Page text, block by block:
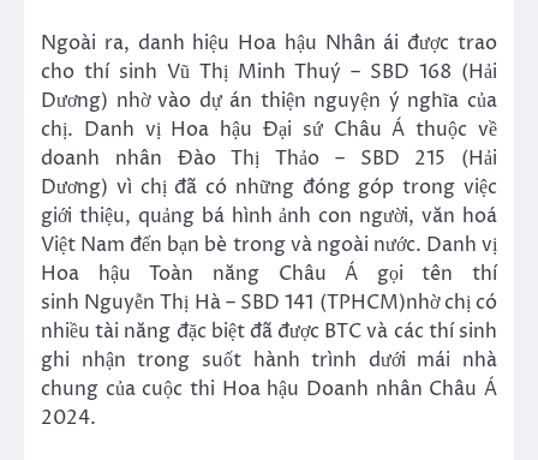
Ngoài ra, danh hiệu Hoa hậu Nhân ái được trao
cho thí sinh Vũ Thị Minh Thuý – SBD 168 (Hải
Dương) nhờ vào dự án thiện nguyện ý nghĩa của
chị. Danh vị Hoa hậu Đại sứ Châu Á thuộc về
doanh nhân Đào Thị Thảo – SBD 215 (Hải
Dương) vì chị đã có những đóng góp trong việc
giới thiệu, quảng bá hình ảnh con người, văn hoá
Việt Nam đến bạn bè trong và ngoài nước. Danh vị
Hoa hậu Toàn năng Châu Á gọi tên thí
sinh Nguyễn Thị Hà – SBD 141 (TPHCM)nhờ chị có
nhiều tài năng đặc biệt đã được BTC và các thí sinh
ghi nhận trong suốt hành trình dưới mái nhà
chung của cuộc thi Hoa hậu Doanh nhân Châu Á
2024.